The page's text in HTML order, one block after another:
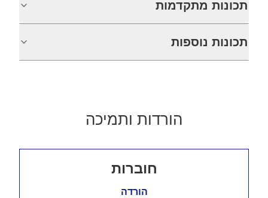
תכונות מתקדמות
תכונות נוספות
הורדות ותמיכה
חוברות
הורדה